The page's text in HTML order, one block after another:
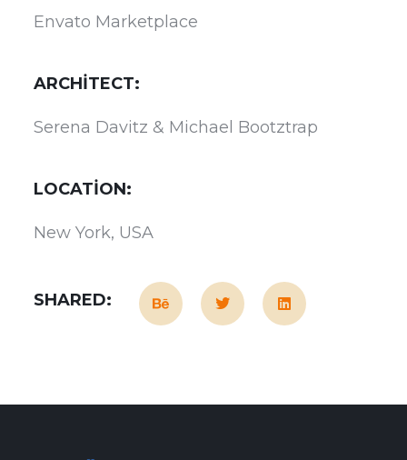
Envato Marketplace
ARCHITECT:
Serena Davitz & Michael Bootztrap
LOCATION:
New York, USA
SHARED: